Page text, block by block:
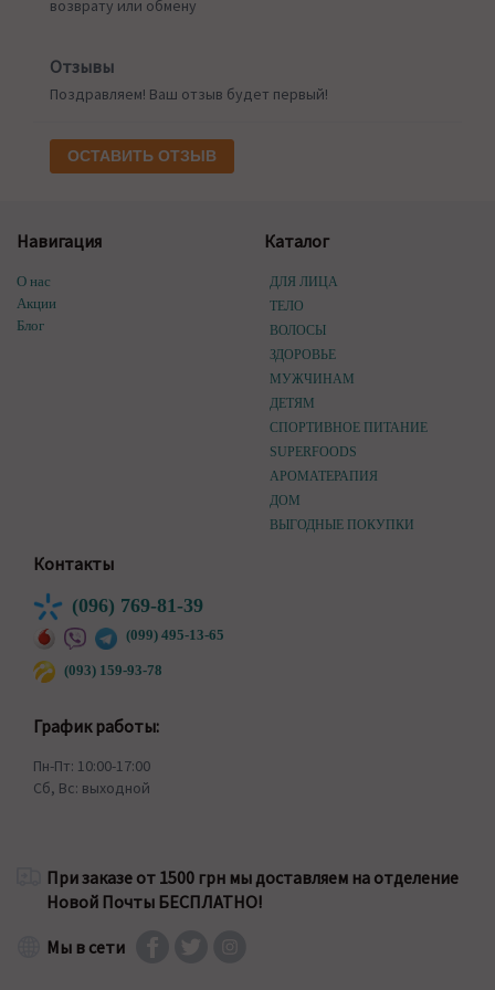
возврату или обмену
Отзывы
Поздравляем! Ваш отзыв будет первый!
ОСТАВИТЬ ОТЗЫВ
Навигация
О нас
Акции
Блог
Каталог
ДЛЯ ЛИЦА
ТЕЛО
ВОЛОСЫ
ЗДОРОВЬЕ
МУЖЧИНАМ
ДЕТЯМ
СПОРТИВНОЕ ПИТАНИЕ
SUPERFOODS
АРОМАТЕРАПИЯ
ДОМ
ВЫГОДНЫЕ ПОКУПКИ
Контакты
(096) 769-81-39
(099) 495-13-65
(093) 159-93-78
График работы:
Пн-Пт: 10:00-17:00
Сб, Вс: выходной
При заказе от 1500 грн мы доставляем на отделение
Новой Почты БЕСПЛАТНО!
Мы в сети